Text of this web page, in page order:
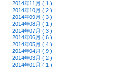
2014年11月 ( 1 )
2014年10月 ( 2 )
2014年09月 ( 3 )
2014年08月 ( 1 )
2014年07月 ( 3 )
2014年06月 ( 6 )
2014年05月 ( 4 )
2014年04月 ( 9 )
2014年03月 ( 2 )
2014年01月 ( 1 )